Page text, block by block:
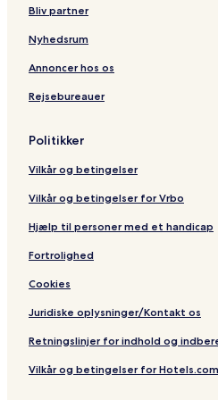
r
o
n
t
a
e
Bliv partner
Nyhedsrum
Annoncer hos os
Rejsebureauer
Politikker
Vilkår og betingelser
Vilkår og betingelser for Vrbo
Hjælp til personer med et handicap
Fortrolighed
Cookies
Juridiske oplysninger/Kontakt os
Retningslinjer for indhold og
Vilkår og betingelser for